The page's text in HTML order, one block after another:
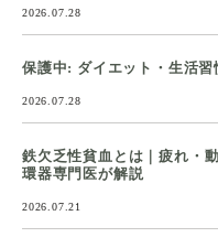
2026.07.28
保護中: ダイエット・生活習
2026.07.28
鉄欠乏性貧血とは｜疲れ・
環器専門医が解説
2026.07.21